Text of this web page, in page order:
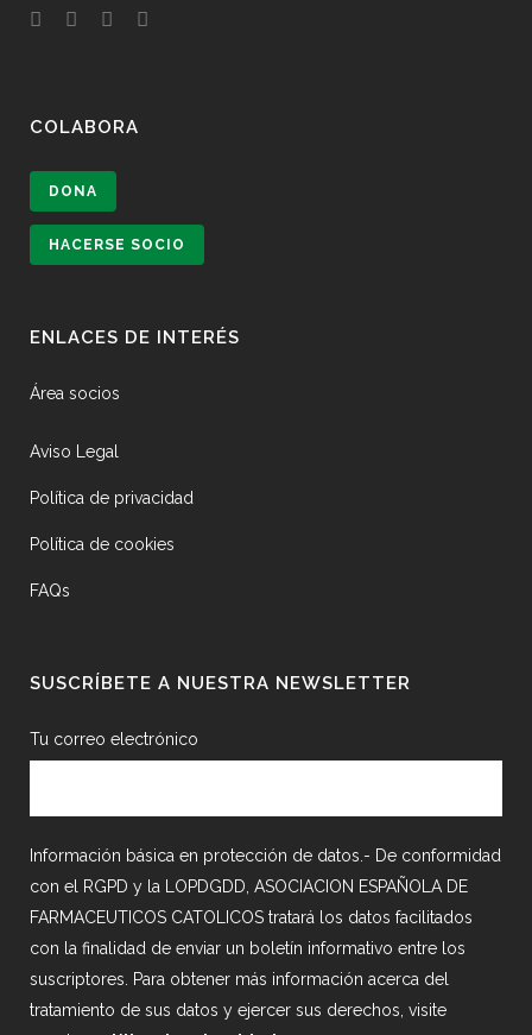
COLABORA
DONA
HACERSE SOCIO
ENLACES DE INTERÉS
Área socios
Aviso Legal
Política de privacidad
Política de cookies
FAQs
SUSCRÍBETE A NUESTRA NEWSLETTER
Tu correo electrónico
Información básica en protección de datos.- De conformidad
con el RGPD y la LOPDGDD, ASOCIACION ESPAÑOLA DE
FARMACEUTICOS CATOLICOS tratará los datos facilitados
con la finalidad de enviar un boletín informativo entre los
suscriptores. Para obtener más información acerca del
tratamiento de sus datos y ejercer sus derechos, visite